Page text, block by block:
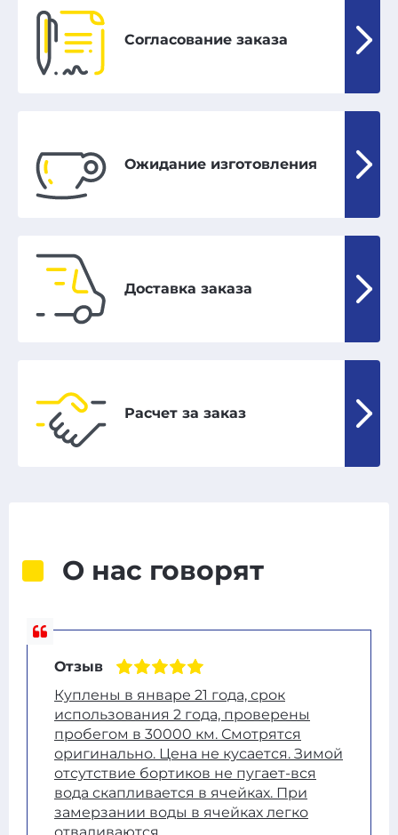
Согласование заказа
Ожидание изготовления
Доставка заказа
Расчет за заказ
О нас говорят
Отзыв
Куплены в январе 21 года, срок
использования 2 года, проверены
пробегом в 30000 км. Смотрятся
оригинально. Цена не кусается. Зимой
отсутствие бортиков не пугает-вся
вода скапливается в ячейках. При
замерзании воды в ячейках легко